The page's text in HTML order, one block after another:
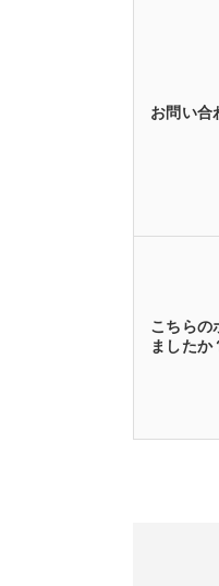
お問い合
こちらの
ましたか